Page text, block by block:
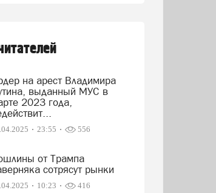
на арест Владимира
выданный МУС в
2023 года,
23:55 556
от Трампа
сотрясут рынки
10:23 416